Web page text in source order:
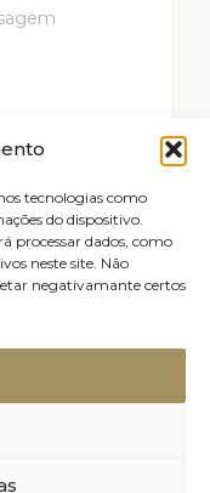
tecnologias como
do dispositivo.
processar dados, como
neste site. Não
negativamante certos
a
ENVIAR